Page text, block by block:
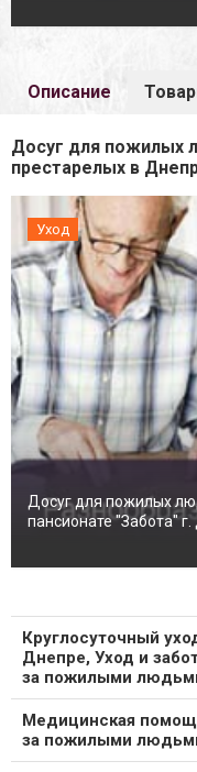
Описание
Досуг для пожилых
престарелых в
Уход
Досуг для пожилых
пансионате "Забота"
Круглосуточный
Днепре, Уход и
за пожилыми
Медицинская
за пожилыми